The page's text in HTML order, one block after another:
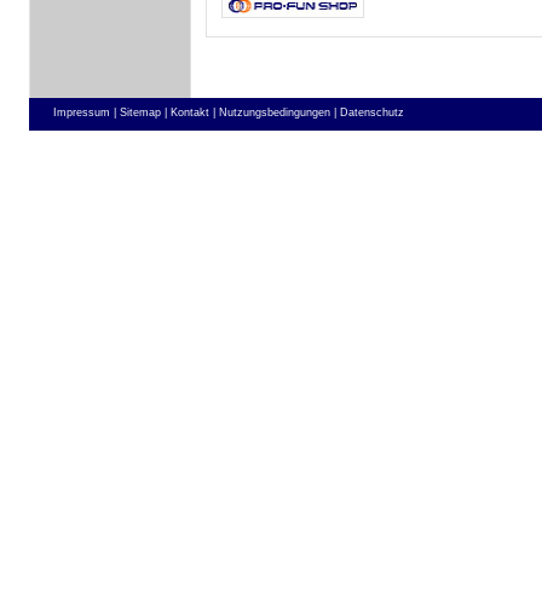
Impressum | Sitemap | Kontakt | Nutzungsbedingungen | Datenschutz